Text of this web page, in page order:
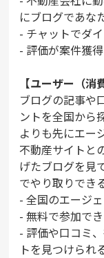
にブログであな
- チャットでダ
- 評価が案件獲
【ユーザー（消
ブログの記事や
ントを全国から
よりも先にエー
不動産サイトと
げたブログを見
でやり取りでき
- 全国のエージ
- 無料で参加で
- 評価や口コミ
トを見つけられ